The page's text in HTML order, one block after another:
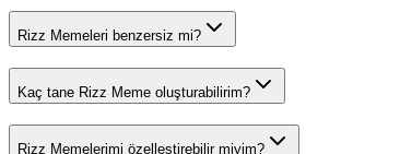
Rizz Memeleri benzersiz mi?
Kaç tane Rizz Meme oluşturabilirim?
Rizz Memelerimi özelleştirebilir miyim?